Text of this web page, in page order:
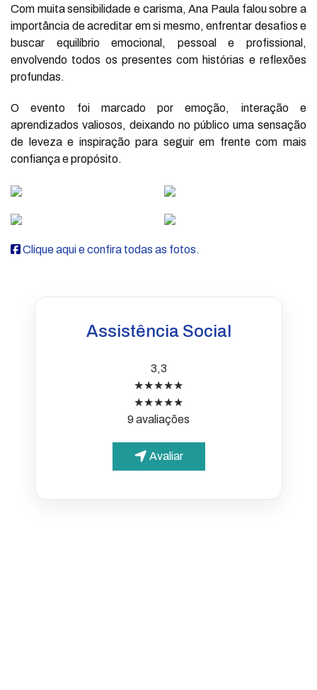
Com muita sensibilidade e carisma, Ana Paula falou sobre a
importância de acreditar em si mesmo, enfrentar desafios e
buscar equilíbrio emocional, pessoal e profissional,
envolvendo todos os presentes com histórias e reflexões
profundas.
O evento foi marcado por emoção, interação e
aprendizados valiosos, deixando no público uma sensação
de leveza e inspiração para seguir em frente com mais
confiança e propósito.
Clique aqui e confira todas as fotos.
Assistência Social
3,3
★★★★★
★★★★★
9 avaliações
Avaliar